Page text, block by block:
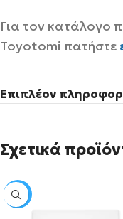
Για τον κατάλογο
Toyotomi πατήστε
Επιπλέον
Σχετικά
SALE